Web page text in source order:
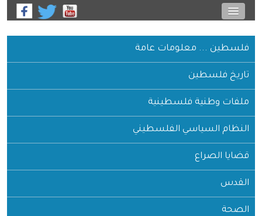
فلسطين ... معلومات عامة
تاريخ فلسطين
ملفات وطنية فلسطينية
النظام السياسي الفلسطيني
قضايا الصراع
القدس
الصحة